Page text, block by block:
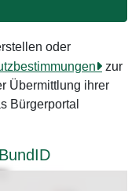
oder
zur
Übermittlung ihrer
Bürgerportal